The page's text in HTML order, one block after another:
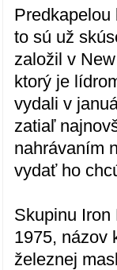
Predkapelou
to sú už
založil v
ktorý je
vydali v
zatiaľ
nahrávaním
vydať ho
Skupinu
1975, názov
železnej